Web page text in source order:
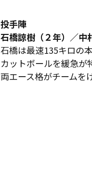
投手陣
石橋諒樹（２年）／中
石橋は最速135キロの
カットボールを緩急が
両エース格がチームを